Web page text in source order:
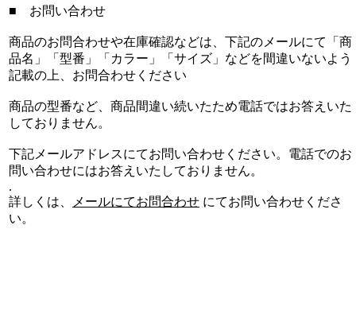
■ お問い合わせ
商品のお問合わせや在庫確認などは、下記のメールにて「商
品名」「型番」「カラー」「サイズ」などを間違いないよう
記載の上、お問合わせください
商品の型番など、商品間違い続いたため電話ではお答えいた
しておりません。
下記メールアドレスにてお問い合わせください。電話でのお
問い合わせにはお答えいたしておりません。
.
詳しくは、
メールにてお問合わせ にてお問い合わせくださ
い。